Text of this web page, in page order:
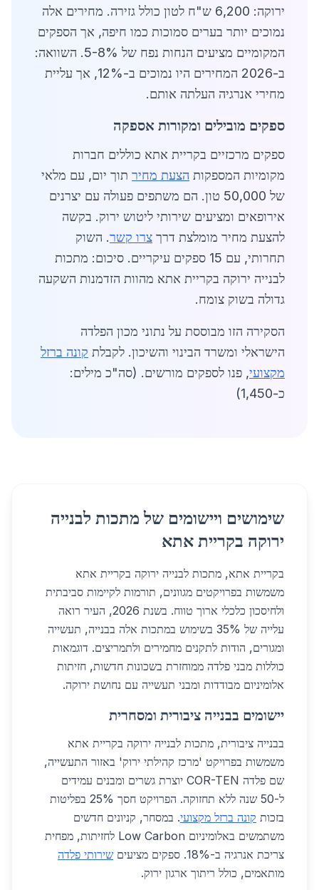
ירוקה: 6,200 ש"ח לטון כולל גזירה. מחירים אלה
נמוכים יותר בערים סמוכות כמו חיפה, אך הספקים
המקומיים מציעים הנחות נפח של 5-8%. השוואה:
ב-2026 המחירים היו נמוכים ב-12%, אך עליית
מחירי אנרגיה העלתה אותם.
ספקים מובילים ומקורות אספקה
ספקים מרכזיים בקריית אתא כוללים חברות
מקומיות המספקות הצעת מחיר תוך יום, עם מלאי
של 50,000 טון. הם משתפים פעולה עם יצרנים
אירופאים ומציעים שירותי ליטוש ירוק. בקשה
להצעת מחיר מומלצת דרך צרו קשר. השוק
תחרותי, עם 15 ספקים עיקריים. סיכום: מתכות
לבנייה ירוקה בקריית אתא מהוות הזדמנות השקעה
גדולה בשוק צומח.
הסקירה הזו מבוססת על נתוני מכון הפלדה
הישראלי ומשרד הבינוי והשיכון. לקבלת קונה ברזל
מקצועי, פנו לספקים מורשים. (סה"כ מילים:
כ-1,450)
שימושים ויישומים של מתכות לבנייה
ירוקה בקריית אתא
בקריית אתא, מתכות לבנייה ירוקה בקריית אתא
משמשות בפרויקטים מגוונים, תורמות לקיימות סביבתית
ולחיסכון כלכלי ארוך טווח. בשנת 2026, העיר רואה
עלייה של 35% בשימוש במתכות אלה בבנייה, תעשייה
ומגורים, הודות לתקנים מחמירים ולתמריצים. דוגמאות
כוללות מבני פלדה ממוחזרת בשכונות חדשות, חזיתות
אלומיניום מבודדות ומבני תעשייה עם נחושת ירוקה.
יישומים בבנייה ציבורית ומסחרית
בבנייה ציבורית, מתכות לבנייה ירוקה בקריית אתא
משמשות בפרויקט 'מרכז קהילתי ירוק' באזור התעשייה,
שם פלדה COR-TEN יוצרת גשרים ומבנים עמידים
ל-50 שנה ללא תחזוקה. הפרויקט חסך 25% בפליטות
בזכות קונה ברזל מקצועי. במסחר, קניונים חדשים
משתמשים באלומיניום Low Carbon לחזיתות, מפחית
צריכת אנרגיה ב-18%. ספקים מציעים
שירותי פלדה
מותאמים, כולל ריתוך ארגון ירוק.